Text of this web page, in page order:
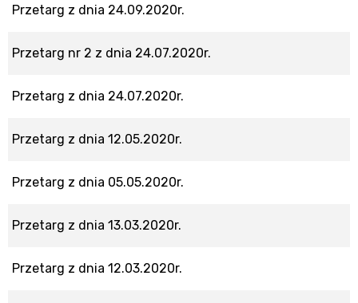
Przetarg z dnia 24.09.2020r.
Przetarg nr 2 z dnia 24.07.2020r.
Przetarg z dnia 24.07.2020r.
Przetarg z dnia 12.05.2020r.
Przetarg z dnia 05.05.2020r.
Przetarg z dnia 13.03.2020r.
Przetarg z dnia 12.03.2020r.